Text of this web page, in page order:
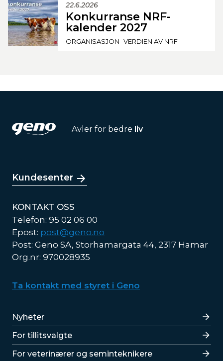
22.6.2026
Konkurranse NRF-
kalender 2027
ORGANISASJON VERDIEN AV NRF
Avler for bedre liv
Kundesenter
KONTAKT OSS
Telefon: 95 02 06 00
Epost: post@geno.no
Post: Geno SA, Storhamargata 44, 2317 Hamar
Org.nr: 970028935
Ta kontakt med styret i Geno
Lenker
Nyheter
For tillitsvalgte
For veterinærer og seminteknikere